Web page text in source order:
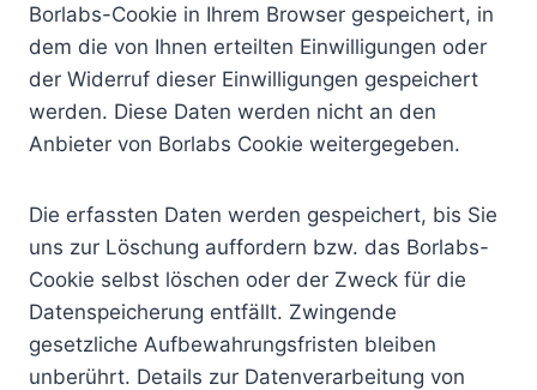
Borlabs-Cookie in Ihrem Browser gespeichert, in
dem die von Ihnen erteilten Einwilligungen oder
der Widerruf dieser Einwilligungen gespeichert
werden. Diese Daten werden nicht an den
Anbieter von Borlabs Cookie weitergegeben.
Die erfassten Daten werden gespeichert, bis Sie
uns zur Löschung auffordern bzw. das Borlabs-
Cookie selbst löschen oder der Zweck für die
Datenspeicherung entfällt. Zwingende
gesetzliche Aufbewahrungsfristen bleiben
unberührt. Details zur Datenverarbeitung von